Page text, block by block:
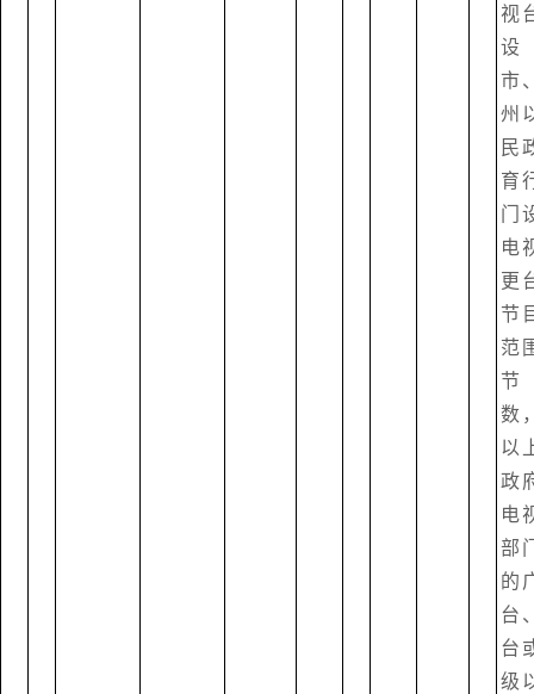
视
设
市
州
民
育
门
电
更
节
范
节
数
以
政
电
部
的
台
台
级